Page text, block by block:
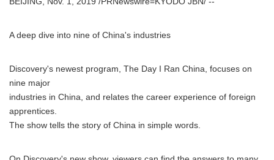
A deep dive into nine of China's industries
Discovery's newest program, The Day I Ran China, focuses on
nine major
industries in China, and relates the career experience of foreign
apprentices.
The show tells the story of China in simple words.